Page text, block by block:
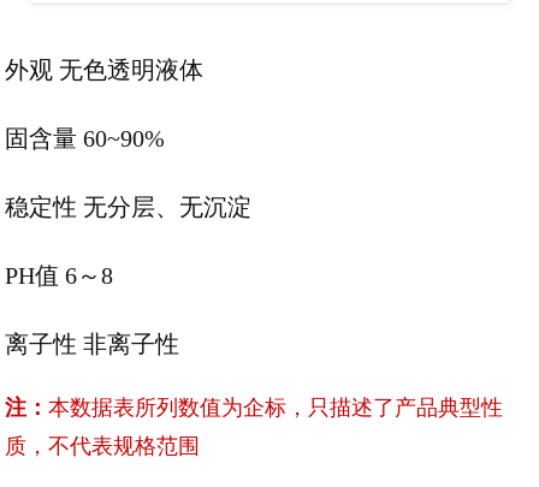
外观 无色透明液体
固含量 60~90%
稳定性 无分层、无沉淀
PH值 6～8
离子性非离子性
注：本数据表所列数值为企标，只描述了产品典型性
质，不代表规格范围